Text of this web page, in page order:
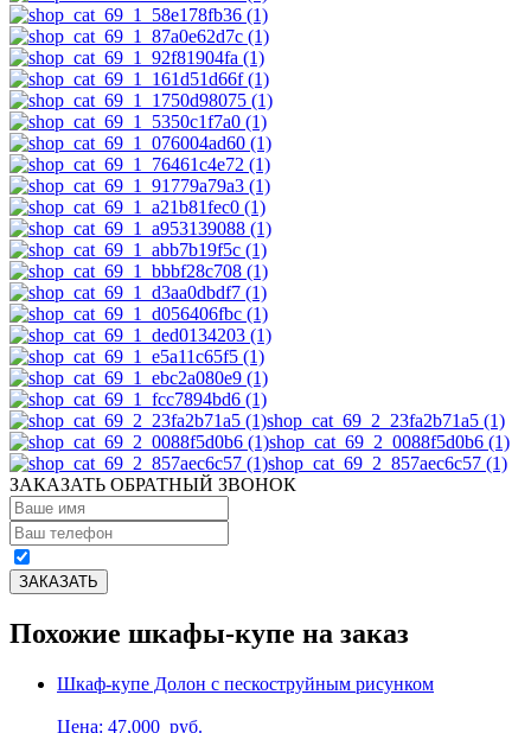
shop_cat_69_2_23fa2b71a5 (1)
shop_cat_69_2_0088f5d0b6 (1)
shop_cat_69_2_857aec6c57 (1)
ЗАКАЗАТЬ ОБРАТНЫЙ ЗВОНОК
Похожие шкафы-купе на заказ
Шкаф-купе Долон с пескоструйным рисунком
Цена: 47,000 руб.